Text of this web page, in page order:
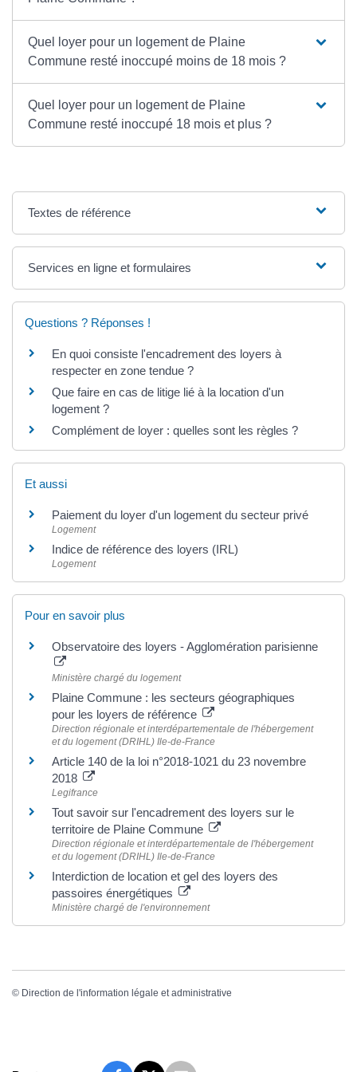
Quel loyer pour un logement de Plaine
Commune resté inoccupé moins de 18 mois ?
Quel loyer pour un logement de Plaine
Commune resté inoccupé 18 mois et plus ?
Textes de référence
Services en ligne et formulaires
Questions ? Réponses !
En quoi consiste l'encadrement des loyers à
respecter en zone tendue ?
Que faire en cas de litige lié à la location d'un
logement ?
Complément de loyer : quelles sont les règles ?
Et aussi
Paiement du loyer d'un logement du secteur privé
Logement
Indice de référence des loyers (IRL)
Logement
Pour en savoir plus
Observatoire des loyers - Agglomération parisienne
Ministère chargé du logement
Plaine Commune : les secteurs géographiques
pour les loyers de référence
Direction régionale et interdépartementale de l'hébergement
et du logement (DRIHL) Ile-de-France
Article 140 de la loi n°2018-1021 du 23 novembre
2018
Legifrance
Tout savoir sur l'encadrement des loyers sur le
territoire de Plaine Commune
Direction régionale et interdépartementale de l'hébergement
et du logement (DRIHL) Ile-de-France
Interdiction de location et gel des loyers des
passoires énergétiques
Ministère chargé de l'environnement
© Direction de l'information légale et administrative